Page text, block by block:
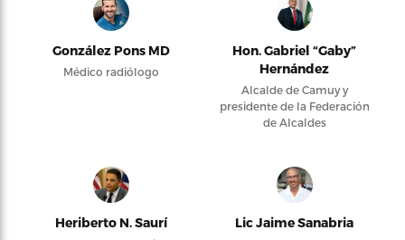
González Pons MD
Médico radiólogo
Hon. Gabriel “Gaby”
Hernández
Alcalde de Camuy y
presidente de la Federación
de Alcaldes
Heriberto N. Saurí Lic Jaime Sanabria